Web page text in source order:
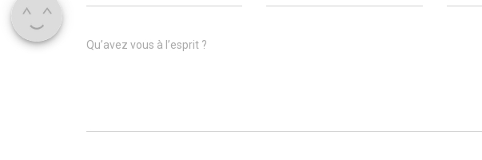
Qu’avez vous à l’esprit ?